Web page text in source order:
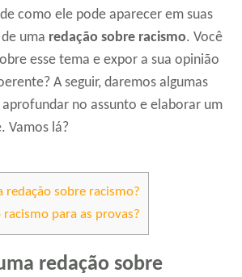
como ele pode aparecer em suas
uma redação sobre racismo. Você
esse tema e expor a sua opinião
A seguir, daremos algumas
aprofundar no assunto e elaborar um
Vamos lá?
redação sobre racismo?
para as provas?
redação sobre